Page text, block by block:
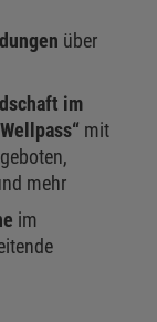
über
im
mit
mehr
im